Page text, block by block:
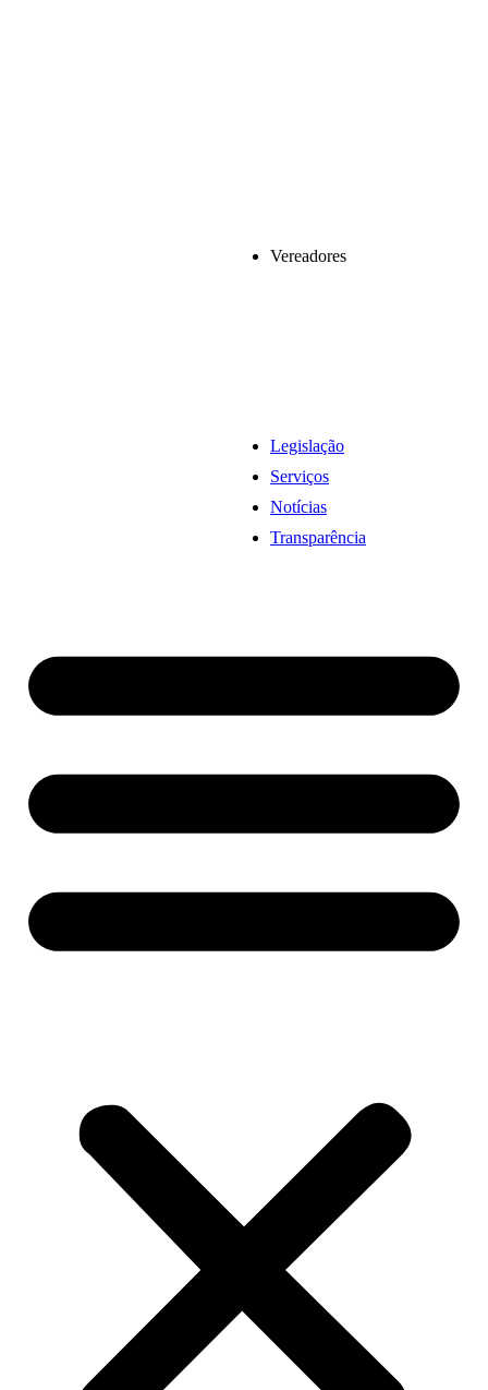
Vereadores
Legislação
Serviços
Notícias
Transparência